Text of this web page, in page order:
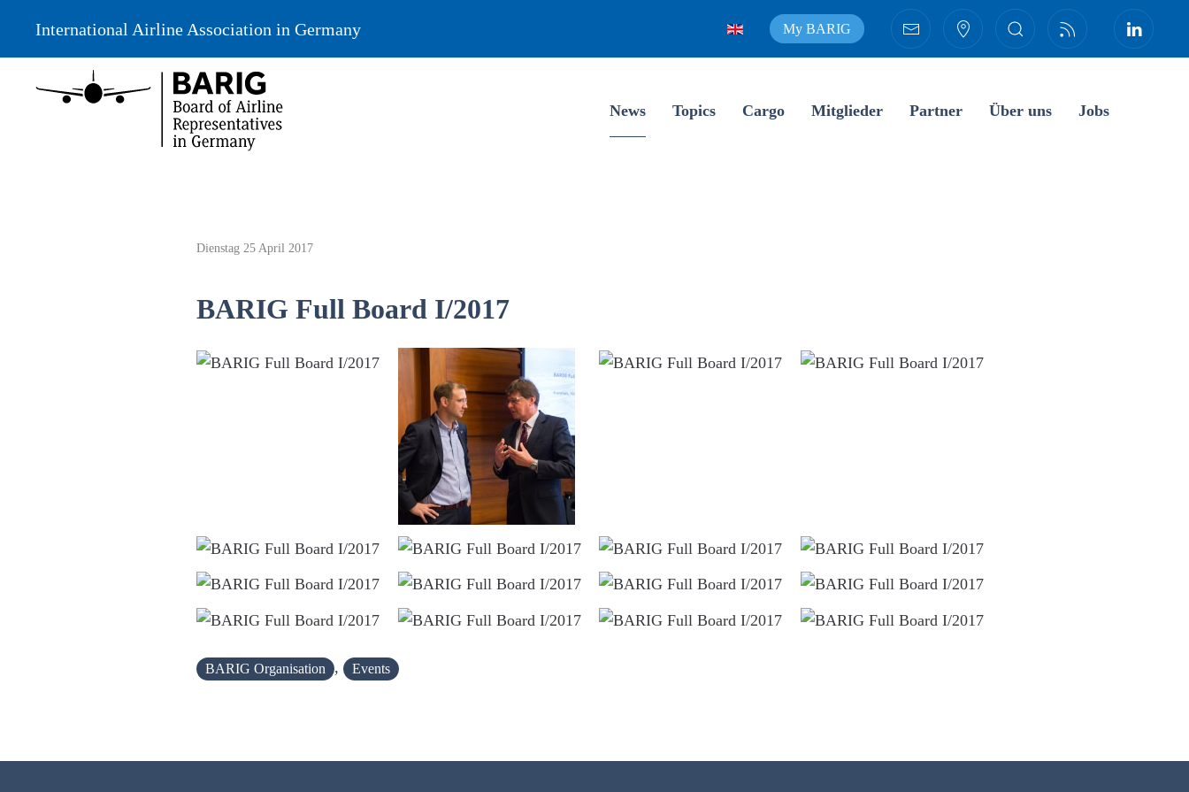
International Airline Association in Germany My BARIG
News Topics Cargo Mitglieder Partner Über uns Jobs
Dienstag 25 April 2017
BARIG Full Board I/2017
BARIG Organisation , Events